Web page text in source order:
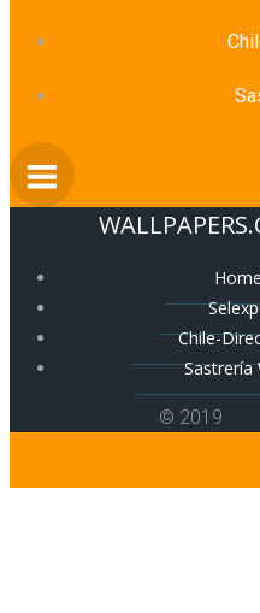
Home
Chile-
Sastrería
© 2019